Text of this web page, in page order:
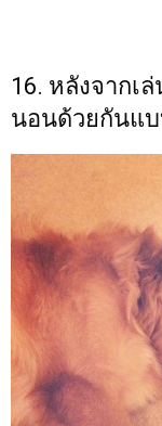
16. หลังจากเ
นอนด้วยกันแ